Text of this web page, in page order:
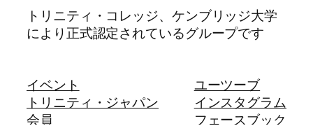
トリニティ・コレッジ、ケンブリッジ大学
により正式認定されているグループです
イベント
トリニティ・ジャパン
会員
ユーツーブ
インスタグラム
フェースブック